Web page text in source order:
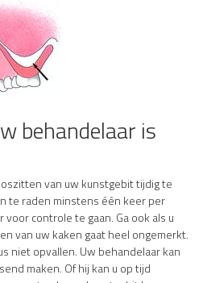
behandelaar is
van uw kunstgebit tijdig te
te raden minstens één keer per
controle te gaan. Ga ook als u
van uw kaken gaat heel ongemerkt.
niet opvallen. Uw behandelaar kan
maken. Of hij kan u op tijd